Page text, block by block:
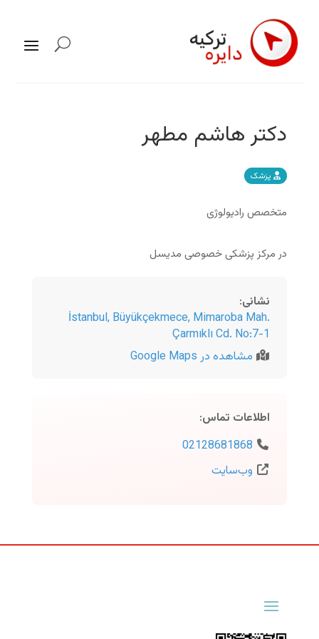
دکتر هاشم مطهر
پزشک
متخصص رادیولوژی
در مرکز پزشکی خصوصی مدیسل
نشانی:
İstanbul, Büyükçekmece, Mimaroba Mah.
Çarmıklı Cd. No:7-1
مشاهده در Google Maps
اطلاعات تماس:
02128681868
وب‌سایت